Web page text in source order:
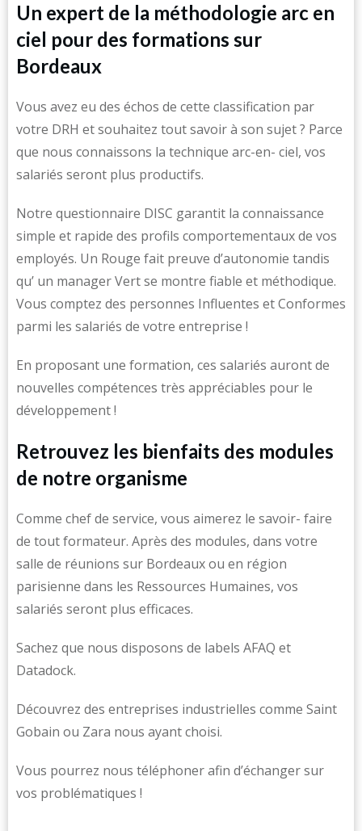
Un expert de la méthodologie arc en
ciel pour des formations sur
Bordeaux
Vous avez eu des échos de cette classification par
votre DRH et souhaitez tout savoir à son sujet ? Parce
que nous connaissons la technique arc-en- ciel, vos
salariés seront plus productifs.
Notre questionnaire DISC garantit la connaissance
simple et rapide des profils comportementaux de vos
employés. Un Rouge fait preuve d’autonomie tandis
qu’ un manager Vert se montre fiable et méthodique.
Vous comptez des personnes Influentes et Conformes
parmi les salariés de votre entreprise !
En proposant une formation, ces salariés auront de
nouvelles compétences très appréciables pour le
développement !
Retrouvez les bienfaits des modules
de notre organisme
Comme chef de service, vous aimerez le savoir- faire
de tout formateur. Après des modules, dans votre
salle de réunions sur Bordeaux ou en région
parisienne dans les Ressources Humaines, vos
salariés seront plus efficaces.
Sachez que nous disposons de labels AFAQ et
Datadock.
Découvrez des entreprises industrielles comme Saint
Gobain ou Zara nous ayant choisi.
Vous pourrez nous téléphoner afin d’échanger sur
vos problématiques !